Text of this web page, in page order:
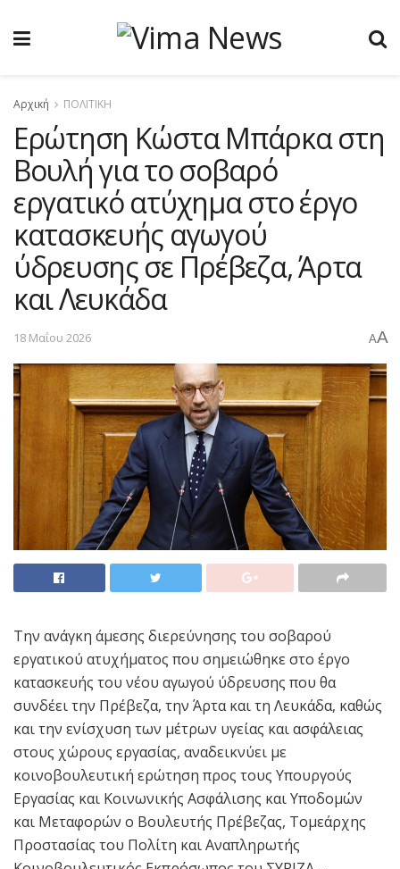
Αρχική ΠΟΛΙΤΙΚΗ
Ερώτηση Κώστα Μπάρκα στη
Βουλή για το σοβαρό
εργατικό ατύχημα στο έργο
κατασκευής αγωγού
ύδρευσης σε Πρέβεζα, Άρτα
και Λευκάδα
18 Μαΐου 2026 AA
Την ανάγκη άμεσης διερεύνησης του σοβαρού
εργατικού ατυχήματος που σημειώθηκε στο έργο
κατασκευής του νέου αγωγού ύδρευσης που θα
συνδέει την Πρέβεζα, την Άρτα και τη Λευκάδα, καθώς
και την ενίσχυση των μέτρων υγείας και ασφάλειας
στους χώρους εργασίας, αναδεικνύει με
κοινοβουλευτική ερώτηση προς τους Υπουργούς
Εργασίας και Κοινωνικής Ασφάλισης και Υποδομών
και Μεταφορών ο Βουλευτής Πρέβεζας, Τομεάρχης
Προστασίας του Πολίτη και Αναπληρωτής